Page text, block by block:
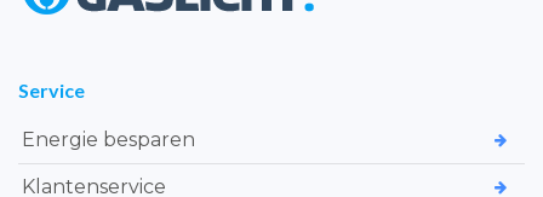
Service
Energie besparen
Klantenservice